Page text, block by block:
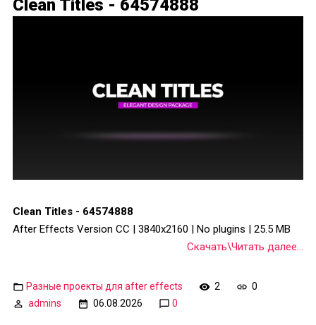
Clean Titles - 64574888
Clean Titles - 64574888
After Effects Version CC | 3840x2160 | No plugins | 25.5 MB
Скачать\Читать далее...
Разные проекты для after effects 2
0
admins
06.08.2026 0